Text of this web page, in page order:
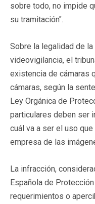
sobre todo, no impide
su tramitación".
Sobre la legalidad de
videovigilancia, el
existencia de cámaras
cámaras, según la
Ley Orgánica de
particulares deben ser
cuál va a ser el uso
empresa de las
La infracción,
Española de
requerimientos o